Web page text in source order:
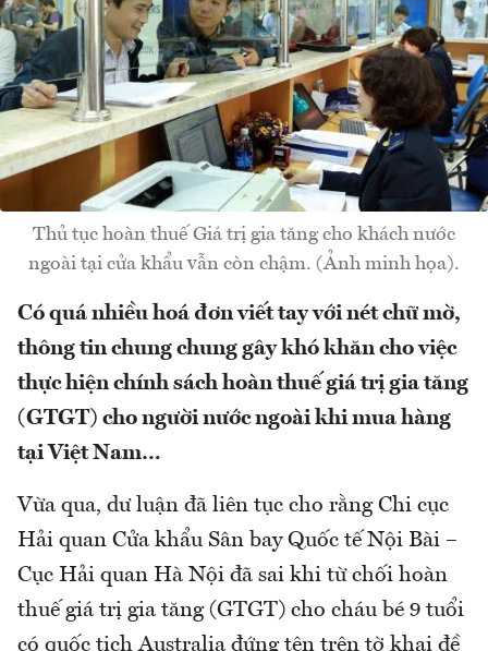
Thủ tục hoàn thuế Giá trị gia tăng cho khách nước
ngoài tại cửa khẩu vẫn còn chậm. (Ảnh minh họa).
Có quá nhiều hoá đơn viết tay với nét chữ mờ,
thông tin chung chung gây khó khăn cho việc
thực hiện chính sách hoàn thuế giá trị gia tăng
(GTGT) cho người nước ngoài khi mua hàng
tại Việt Nam…
Vừa qua, dư luận đã liên tục cho rằng Chi cục
Hải quan Cửa khẩu Sân bay Quốc tế Nội Bài –
Cục Hải quan Hà Nội đã sai khi từ chối hoàn
thuế giá trị gia tăng (GTGT) cho cháu bé 9 tuổi
có quốc tịch Australia đứng tên trên tờ khai đề